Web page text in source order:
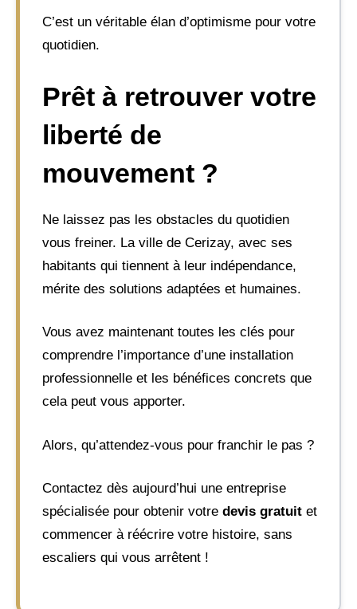
C’est un véritable élan d’optimisme pour votre
quotidien.
Prêt à retrouver votre
liberté de
mouvement ?
Ne laissez pas les obstacles du quotidien
vous freiner. La ville de Cerizay, avec ses
habitants qui tiennent à leur indépendance,
mérite des solutions adaptées et humaines.
Vous avez maintenant toutes les clés pour
comprendre l’importance d’une installation
professionnelle et les bénéfices concrets que
cela peut vous apporter.
Alors, qu’attendez-vous pour franchir le pas ?
Contactez dès aujourd’hui une entreprise
spécialisée pour obtenir votre devis gratuit et
commencer à réécrire votre histoire, sans
escaliers qui vous arrêtent !